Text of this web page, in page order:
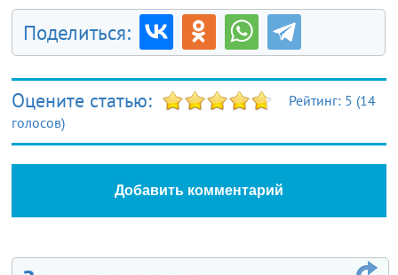
Поделиться:
Оцените статью: Рейтинг: 5 (14
голосов)
Добавить комментарий